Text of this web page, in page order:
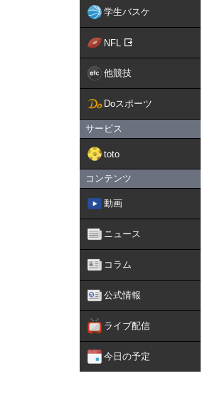
学生バスケ
NFL
他競技
Doスポーツ
サービス
toto
コンテンツ
動画
ニュース
コラム
公式情報
ライブ配信
今日の予定